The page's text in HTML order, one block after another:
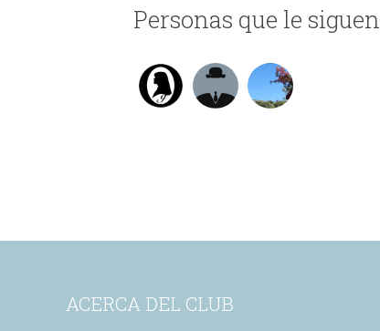
Personas que le siguen
ACERCA DEL CLUB